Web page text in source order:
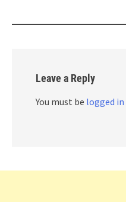
Leave a Reply
You must be logged in